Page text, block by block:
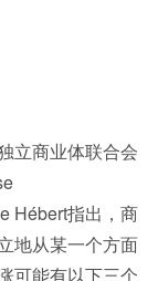
立商业体联合会
Hébert指出，商
地从某一个方面
可能有以下三个